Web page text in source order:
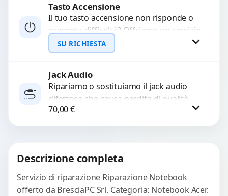
Richiedi Preventivo
WhatsApp
Tasto Accensione
Il tuo tasto accensione non risponde o
presenta difficoltà? Offriamo un servizio
professionale di riparazione o
sostituzione utilizzando componenti di...
SU RICHIESTA
Richiedi Preventivo
WhatsApp
Jack Audio
Ripariamo o sostituiamo il jack audio
difettoso che causa perdita di qualità
sonora o impossibilità di collegare cuffie
e accessori....
70,00€
Descrizione completa
Servizio di riparazione Riparazione Notebook
offerto da BresciaPC Srl. Categoria: Notebook Acer.